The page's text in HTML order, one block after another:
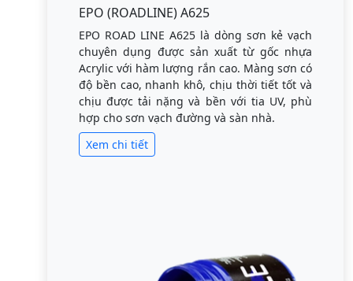
EPO (ROADLINE) A625
EPO ROAD LINE A625 là dòng sơn kẻ vạch
chuyên dụng được sản xuất từ gốc nhựa
Acrylic với hàm lượng rắn cao. Màng sơn có
độ bền cao, nhanh khô, chịu thời tiết tốt và
chịu được tải nặng và bền với tia UV, phù
hợp cho sơn vạch đường và sàn nhà.
Xem chi tiết